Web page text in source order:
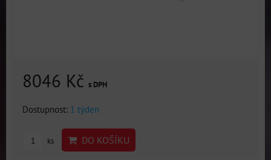
8046 Kč s DPH
Dostupnost: 1 týden
ks DO KOŠÍKU